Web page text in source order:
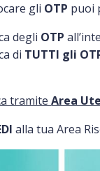
gli OTP puoi
degli OTP
di TUTTI gli
tramiteArea
alla tua Area